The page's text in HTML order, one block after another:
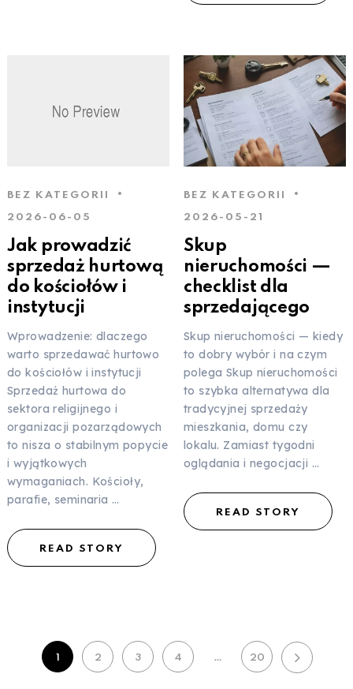
BEZ KATEGORII
2026-06-05
Jak prowadzić
sprzedaż hurtową
do kościołów i
instytucji
Wprowadzenie: dlaczego
warto sprzedawać hurtowo
do kościołów i instytucji
Sprzedaż hurtowa do
sektora religijnego i
organizacji pozarządowych
to nisza o stabilnym popycie
i wyjątkowych
wymaganiach. Kościoły,
parafie, seminaria …
READ STORY
BEZ KATEGORII
2026-05-21
Skup
nieruchomości —
checklist dla
sprzedającego
Skup nieruchomości — kiedy
to dobry wybór i na czym
polega Skup nieruchomości
to szybka alternatywa dla
tradycyjnej sprzedaży
mieszkania, domu czy
lokalu. Zamiast tygodni
oglądania i negocjacji …
READ STORY
Stronicowanie
wpisów
1 2 3 4 … 20